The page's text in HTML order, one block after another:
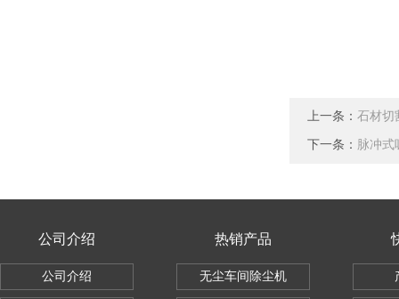
上一条： 石材切
下一条： 脉冲式
公司介绍
公司介绍
热销产品
无尘车间除尘机